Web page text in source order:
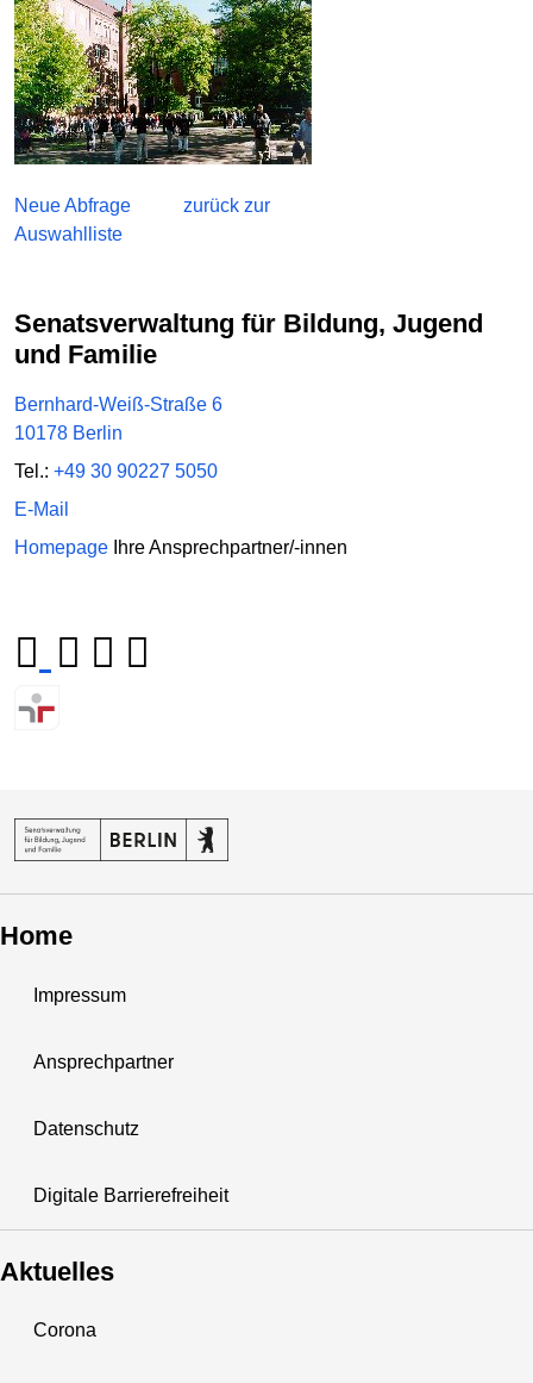
Neue Abfrage
zurück zur
Auswahlliste
Senatsverwaltung für Bildung, Jugend
und Familie
Bernhard-Weiß-Straße 6
10178 Berlin
Tel.: +49 30 90227 5050
E-Mail
Homepage Ihre Ansprechpartner/-innen
Home
Impressum
Ansprechpartner
Datenschutz
Digitale Barrierefreiheit
Aktuelles
Corona